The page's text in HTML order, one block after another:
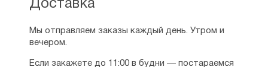
86
Двунадесятые праздники Господни — 92
Урок 8. Рождество Христово — 92
▪ Сретение Господне — 97
Доставка
Мы отправляем заказы каждый день. Утром и
вечером.
Если закажете до 11:00 в будни — постараемся